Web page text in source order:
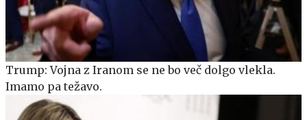
Trump: Vojna z Iranom se ne bo več dolgo vlekla.
Imamo pa težavo.